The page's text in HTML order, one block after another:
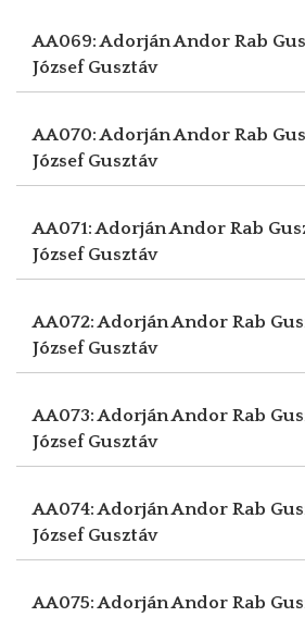
AA069: Adorján Andor Rab
József Gusztáv
AA070: Adorján Andor Rab
József Gusztáv
AA071: Adorján Andor Rab
József Gusztáv
AA072: Adorján Andor Rab
József Gusztáv
AA073: Adorján Andor Rab
József Gusztáv
AA074: Adorján Andor Rab
József Gusztáv
AA075: Adorján Andor Rab